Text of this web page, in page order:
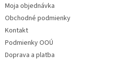
Moja objednávka
Obchodné podmienky
Kontakt
Podmienky OOÚ
Doprava a platba